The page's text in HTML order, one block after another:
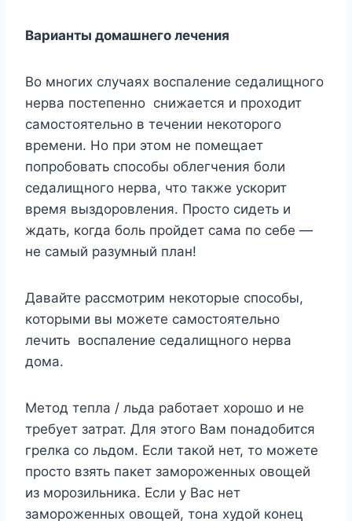
Варианты домашнего лечения
Во многих случаях воспаление седалищного
нерва постепенно снижается и проходит
самостоятельно в течении некоторого
времени. Но при этом не помещает
попробовать способы облегчения боли
седалищного нерва, что также ускорит
время выздоровления. Просто сидеть и
ждать, когда боль пройдет сама по себе —
не самый разумный план!
Давайте рассмотрим некоторые способы,
которыми вы можете самостоятельно
лечить воспаление седалищного нерва
дома.
Метод тепла / льда работает хорошо и не
требует затрат. Для этого Вам понадобится
грелка со льдом. Если такой нет, то можете
просто взять пакет замороженных овощей
из морозильника. Если у Вас нет
замороженных овощей, тона худой конец